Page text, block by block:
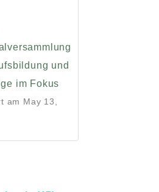
und
im Fokus
am May 13,